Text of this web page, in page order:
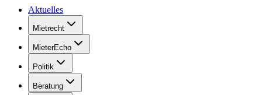
Aktuelles
Mietrecht
MieterEcho
Politik
Beratung